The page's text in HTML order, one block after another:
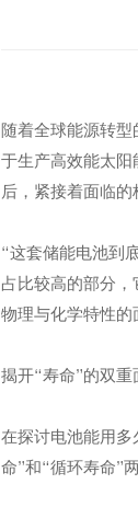
随着全球能源转
于生产高效能太
后，紧接着面临
“这套储能电池到
占比较高的部分
物理与化学特性的
揭开“寿命”的双
在探讨电池能用
命”和“循环寿命”